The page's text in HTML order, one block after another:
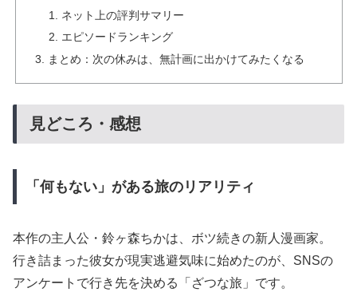
ネット上の評判サマリー
エピソードランキング
まとめ：次の休みは、無計画に出かけてみたくなる
見どころ・感想
「何もない」がある旅のリアリティ
本作の主人公・鈴ヶ森ちかは、ボツ続きの新人漫画家。
行き詰まった彼女が現実逃避気味に始めたのが、SNSの
アンケートで行き先を決める「ざつな旅」です。